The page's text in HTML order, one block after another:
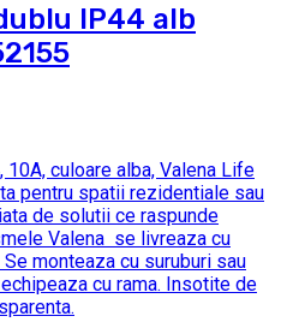
IP44 alb
culoare alba, Valena Life
pentru spatii rezidentiale sau
de solutii ce raspunde
Valena se livreaza cu
monteaza cu suruburi sau
cu rama. Insotite de